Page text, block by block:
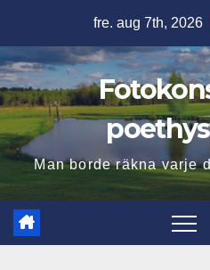
innehåll
fre. aug 7th, 2026
Man borde räkna varje